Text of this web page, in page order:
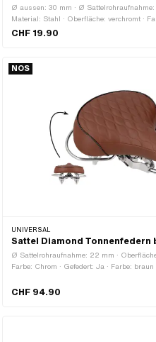
Ø aussen: 30 mm · Ø Sattelrohraufnahme:
Material: Stahl · Oberfläche: verchromt ·
Gesamtlänge: 245 mm
CHF 19.90
NOS
UNIVERSAL
Sattel Diamond Tonnenfedern
Ø Sattelrohraufnahme: 22 mm ·
Farbe: Chrom · Gefedert: Ja · Farbe:
CHF 94.90